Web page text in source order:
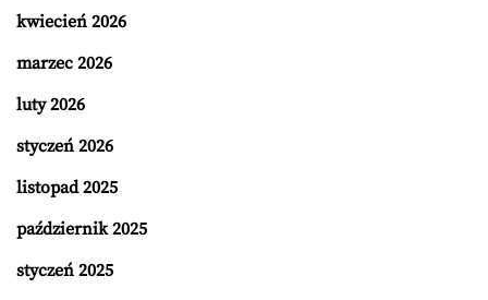
kwiecień 2026
marzec 2026
luty 2026
styczeń 2026
listopad 2025
październik 2025
styczeń 2025